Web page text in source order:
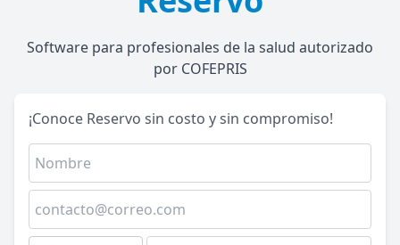
Software para profesionales de la salud autorizado
por COFEPRIS
¡Conoce Reservo sin costo y sin compromiso!